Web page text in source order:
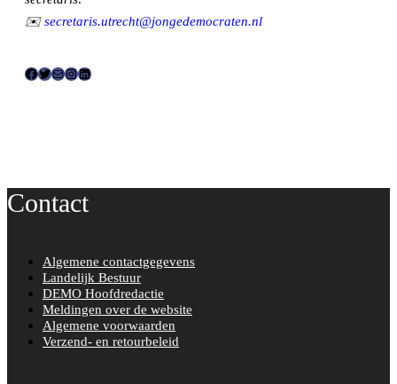
✉️secretaris.utrecht@jongedemocraten.nl
F
o
T
r
E
l
I
r
m
L
d
I
Contact
Algemene contactgegevens
Landelijk Bestuur
DEMO Hoofdredactie
Meldingen over de website
Algemene voorwaarden
Verzend- en retourbeleid